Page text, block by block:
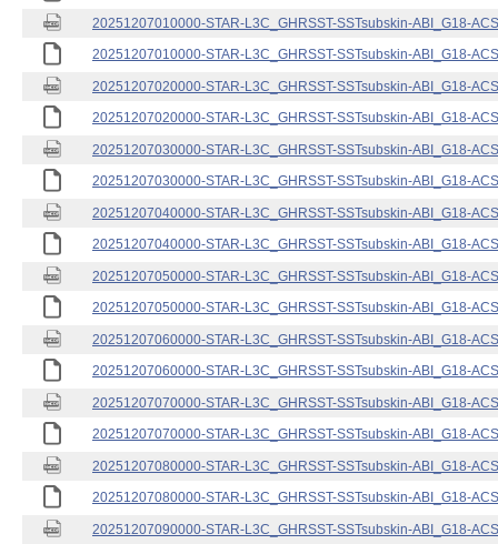
20251207010000-STAR-L3C_GHRSST-SSTsubskin-ABI_G18-
20251207010000-STAR-L3C_GHRSST-SSTsubskin-ABI_G18-
20251207020000-STAR-L3C_GHRSST-SSTsubskin-ABI_G18-
20251207020000-STAR-L3C_GHRSST-SSTsubskin-ABI_G18-
20251207030000-STAR-L3C_GHRSST-SSTsubskin-ABI_G18-
20251207030000-STAR-L3C_GHRSST-SSTsubskin-ABI_G18-
20251207040000-STAR-L3C_GHRSST-SSTsubskin-ABI_G18-
20251207040000-STAR-L3C_GHRSST-SSTsubskin-ABI_G18-
20251207050000-STAR-L3C_GHRSST-SSTsubskin-ABI_G18-
20251207050000-STAR-L3C_GHRSST-SSTsubskin-ABI_G18-
20251207060000-STAR-L3C_GHRSST-SSTsubskin-ABI_G18-
20251207060000-STAR-L3C_GHRSST-SSTsubskin-ABI_G18-
20251207070000-STAR-L3C_GHRSST-SSTsubskin-ABI_G18-
20251207070000-STAR-L3C_GHRSST-SSTsubskin-ABI_G18-
20251207080000-STAR-L3C_GHRSST-SSTsubskin-ABI_G18-
20251207080000-STAR-L3C_GHRSST-SSTsubskin-ABI_G18-
20251207090000-STAR-L3C_GHRSST-SSTsubskin-ABI_G18-